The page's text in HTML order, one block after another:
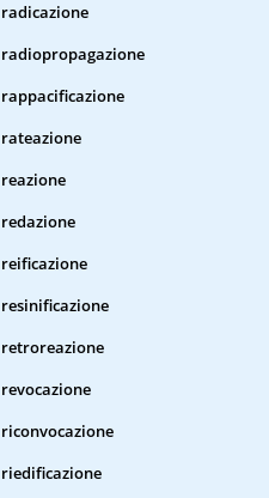
radicazione
radiopropagazione
rappacificazione
rateazione
reazione
redazione
reificazione
resinificazione
retroreazione
revocazione
riconvocazione
riedificazione